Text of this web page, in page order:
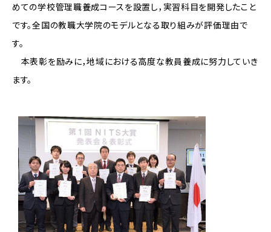
めての学校管理職養成コースを設置し，実習科目を開発したこと
です。全国の教職大学院のモデルとなる取り組みが評価理由で
す。
本表彰を励みに，地域における高度な教員養成に努力していき
ます。